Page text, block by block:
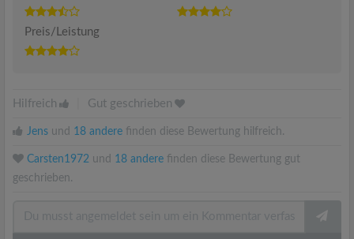
Preis/Leistung
Hilfreich Gut geschrieben
Jens und 18 andere finden diese Bewertung hilfreich.
Carsten1972 und 18 andere finden diese Bewertung gut
geschrieben.